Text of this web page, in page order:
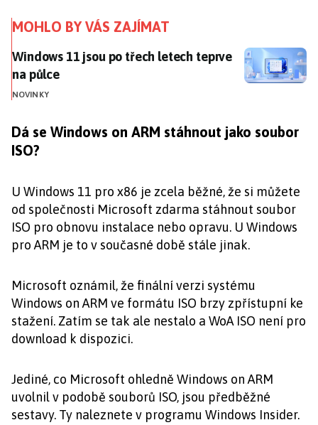
MOHLO BY VÁS ZAJÍMAT
Windows 11 jsou po třech letech teprve na půlce
Windows 11 jsou po třech letech teprve
na půlce
NOVINKY
Dá se Windows on ARM stáhnout jako soubor
ISO?
U Windows 11 pro x86 je zcela běžné, že si můžete
od společnosti Microsoft zdarma stáhnout soubor
ISO pro obnovu instalace nebo opravu. U Windows
pro ARM je to v současné době stále jinak.
Microsoft oznámil, že finální verzi systému
Windows on ARM ve formátu ISO brzy zpřístupní ke
stažení. Zatím se tak ale nestalo a WoA ISO není pro
download k dispozici.
Jediné, co Microsoft ohledně Windows on ARM
uvolnil v podobě souborů ISO, jsou předběžné
sestavy. Ty naleznete v programu Windows Insider.